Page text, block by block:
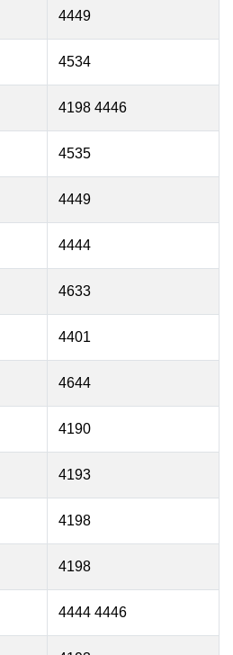
4449
4534
4198 4446
4535
4449
4444
4633
4401
4644
4190
4193
4198
4198
4444 4446